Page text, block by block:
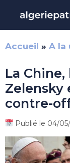
contenu
Accueil » A la
La
Zelensky
contre-
Publié le 04/